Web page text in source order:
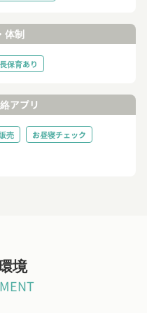
体制
保育あり
アプリ
売
お昼寝チェック
境